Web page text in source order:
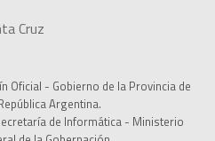
Cruz
Oficial - Gobierno de la Provincia de
Argentina.
de Informática - Ministerio